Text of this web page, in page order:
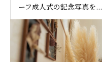
ーフ成人式の記念写真を...